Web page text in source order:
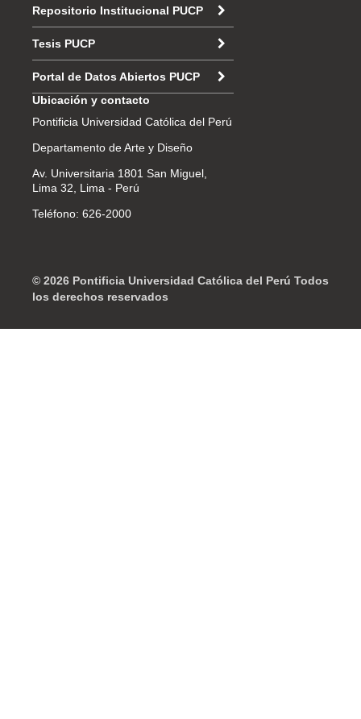
Repositorio Institucional PUCP
Tesis PUCP
Portal de Datos Abiertos PUCP
Ubicación y contacto
Pontificia Universidad Católica del Perú
Departamento de Arte y Diseño
Av. Universitaria 1801 San Miguel,
Lima 32, Lima - Perú
Teléfono: 626-2000
© 2026 Pontificia Universidad Católica del Perú Todos
los derechos reservados